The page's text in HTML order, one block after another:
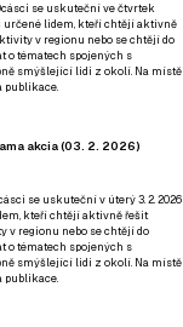
se uskuteční ve čtvrtek
určené lidem, kteří chtějí aktivně
v regionu nebo se chtějí do
o tématech spojených s
smýšlející lidi z okolí. Na místě
publikace.
akcia (03. 2. 2026)
se uskuteční v úterý 3. 2. 2026
kteří chtějí aktivně řešit
v regionu nebo se chtějí do
o tématech spojených s
smýšlející lidi z okolí. Na místě
publikace.